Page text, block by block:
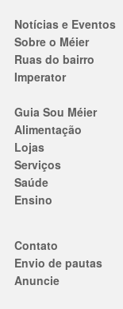
Notícias e Eventos
Sobre o Méier
Ruas do bairro
Imperator
Guia Sou Méier
Alimentação
Lojas
Serviços
Saúde
Ensino
Contato
Envio de pautas
Anuncie